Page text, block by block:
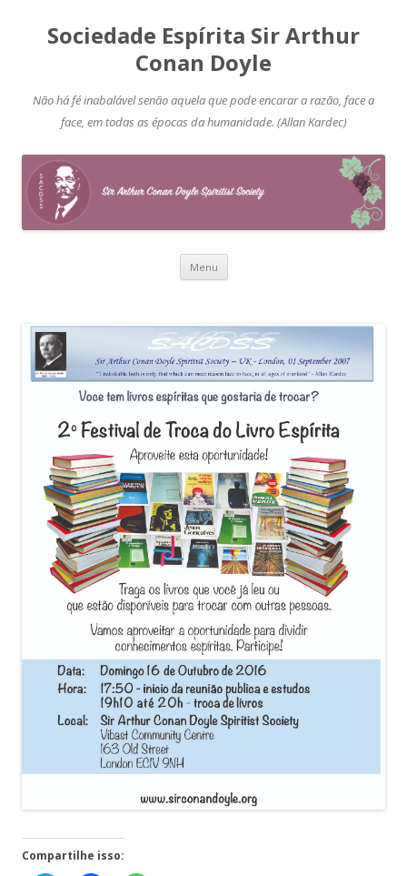
Sociedade Espírita Sir Arthur
Conan Doyle
Não há fé inabalável senão aquela que pode encarar a razão, face a
face, em todas as épocas da humanidade. (Allan Kardec)
Menu Pular
Compartilhe isso: